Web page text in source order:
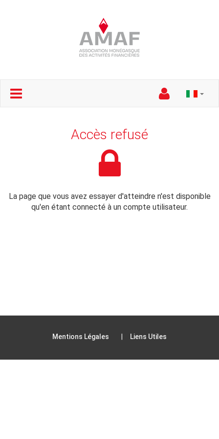
Accès refusé
La page que vous avez essayer d'atteindre n'est disponible
qu'en étant connecté à un compte utilisateur.
Mentions Légales Liens Utiles